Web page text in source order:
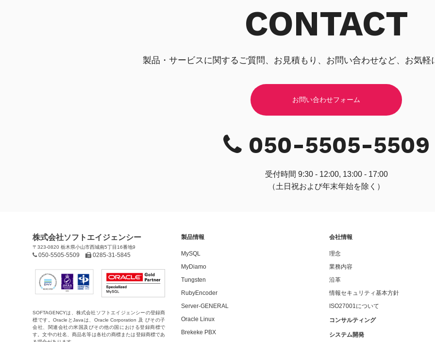
CONTACT
製品・サービスに関するご質問、お見積もり、お問い合わせなど、お気軽
お問い合わせフォーム
050-5505-5509
受付時間 9:30 - 12:00, 13:00 - 17:00
（土日祝および年末年始を除く）
株式会社ソフトエイジェンシー
〒323-0820 栃木県小山市西城南5丁目16番地9
050-5505-5509 0285-31-5845
SOFTAGENCYは、株式会社ソフトエイジェンシーの登録商
標です。OracleとJavaは、Oracle Corporation 及 びその子
会社、関連会社の米国及びその他の国における登録商標で
す。文中の社名、商品名等は各社の商標または登録商標であ
製品情報
MySQL
MyDiamo
Tungsten
RubyEncoder
Server-GENERAL
Oracle Linux
Brekeke PBX
会社情報
理念
業務内容
沿革
情報セキュリティ基本方針
ISO27001について
コンサルティング
システム開発